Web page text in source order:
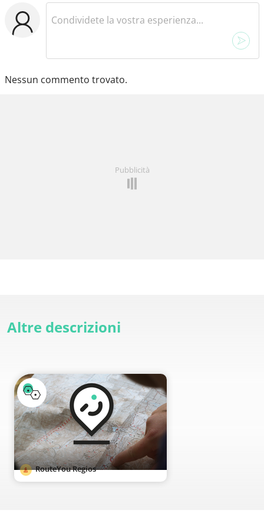
Nessun commento trovato.
Pubblicità
Altre descrizioni
RouteYou Regios